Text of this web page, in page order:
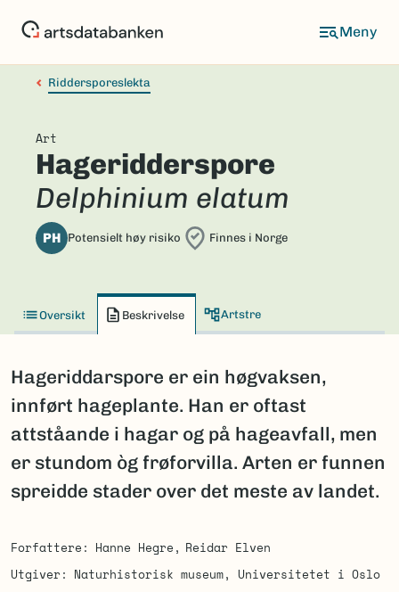
Riddersporeslekta
Art
Hageridderspore
Delphinium elatum
PH Potensielt høy risiko Finnes i Norge
Oversikt Beskrivelse Artstre
Hageriddarspore er ein høgvaksen,
innført hageplante. Han er oftast
attståande i hagar og på hageavfall, men
er stundom òg frøforvilla. Arten er funnen
spreidde stader over det meste av landet.
Forfattere Hanne Hegre
Reidar Elven
Utgiver
Naturhistorisk museum, Universitetet i Oslo